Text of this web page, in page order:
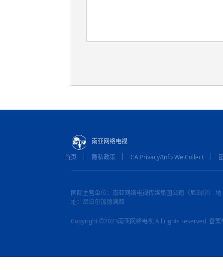
南亚网络电视
首页
隐私政策 CA Privacy/Info We Collect
国际主营单位：南亚网络电视传媒集团公司（尼泊尔） 地
址：尼泊尔加德满都
Copyright ©2023南亚网络电视 All rights reserved. 备